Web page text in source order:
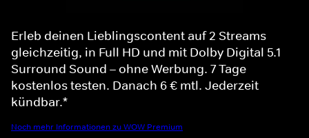
Erleb deinen Lieblingscontent auf 2 Streams
gleichzeitig, in Full HD und mit Dolby Digital 5.1
Surround Sound – ohne Werbung. 7 Tage
kostenlos testen. Danach 6 € mtl. Jederzeit
kündbar.*
Noch mehr Informationen zu WOW Premium